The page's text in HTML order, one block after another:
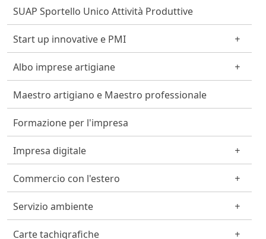
SUAP Sportello Unico Attività Produttive
Start up innovative e PMI
Albo imprese artigiane
Maestro artigiano e Maestro professionale
Formazione per l'impresa
Impresa digitale
Commercio con l'estero
Servizio ambiente
Carte tachigrafiche